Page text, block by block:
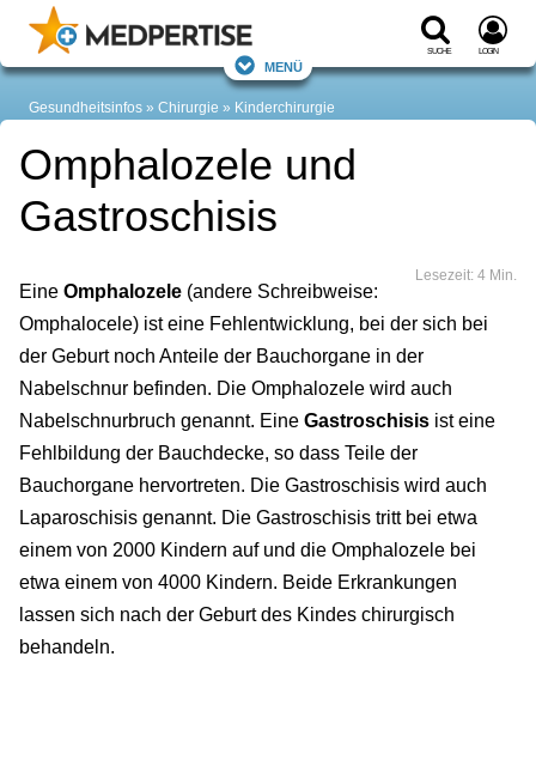
Suche Login
Menü
Gesundheitsinfos Chirurgie Kinderchirurgie
Omphalozele und
Gastroschisis
Lesezeit: 4 Min.
Eine Omphalozele (andere Schreibweise:
Omphalocele) ist eine Fehlentwicklung, bei der sich bei
der Geburt noch Anteile der Bauchorgane in der
Nabelschnur befinden. Die Omphalozele wird auch
Nabelschnurbruch genannt. Eine Gastroschisis ist eine
Fehlbildung der Bauchdecke, so dass Teile der
Bauchorgane hervortreten. Die Gastroschisis wird auch
Laparoschisis genannt. Die Gastroschisis tritt bei etwa
einem von 2000 Kindern auf und die Omphalozele bei
etwa einem von 4000 Kindern. Beide Erkrankungen
lassen sich nach der Geburt des Kindes chirurgisch
behandeln.